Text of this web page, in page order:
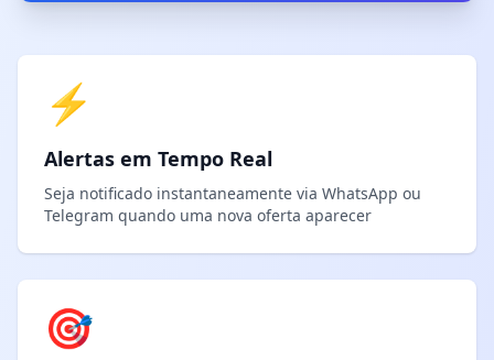
⚡
Alertas em Tempo Real
Seja notificado instantaneamente via WhatsApp ou
Telegram quando uma nova oferta aparecer
🎯